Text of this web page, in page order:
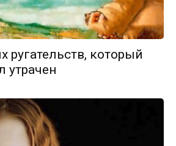
ругательств, который
утрачен